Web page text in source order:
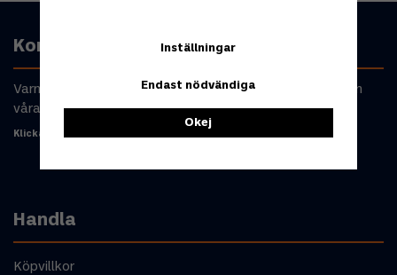
Kontakta oss
Varmt välkommen att kontakta oss om du har frågor om
våra produkter eller din beställning.
Klicka här för att komma till kontaktformulär
Handla
Köpvillkor
Inställningar
Endast nödvändiga
Okej